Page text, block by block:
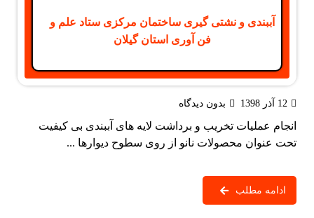
آببندی و نشتی گیری ساختمان مرکزی ستاد علم و
فن آوری استان گیلان
12 آذر 1398 بدون دیدگاه
انجام عملیات تخریب و برداشت لایه های آببندی بی کیفیت
تحت عنوان محصولات نانو از روی سطوح دیوارها ...
ادامه مطلب